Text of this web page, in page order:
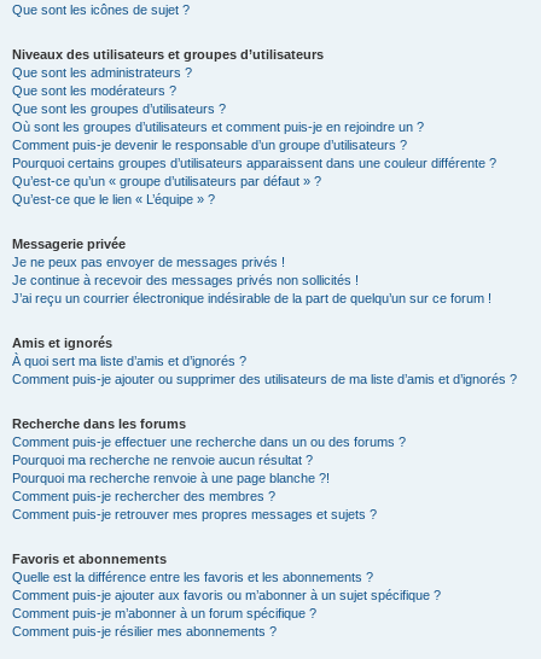
Que sont les icônes de sujet ?
Niveaux des utilisateurs et groupes d’utilisateurs
Que sont les administrateurs ?
Que sont les modérateurs ?
Que sont les groupes d’utilisateurs ?
Où sont les groupes d’utilisateurs et comment puis-je en rejoindre un ?
Comment puis-je devenir le responsable d’un groupe d’utilisateurs ?
Pourquoi certains groupes d’utilisateurs apparaissent dans une couleur différente ?
Qu’est-ce qu’un « groupe d’utilisateurs par défaut » ?
Qu’est-ce que le lien « L’équipe » ?
Messagerie privée
Je ne peux pas envoyer de messages privés !
Je continue à recevoir des messages privés non sollicités !
J’ai reçu un courrier électronique indésirable de la part de quelqu’un sur ce forum !
Amis et ignorés
À quoi sert ma liste d’amis et d’ignorés ?
Comment puis-je ajouter ou supprimer des utilisateurs de ma liste d’amis et d’ignorés ?
Recherche dans les forums
Comment puis-je effectuer une recherche dans un ou des forums ?
Pourquoi ma recherche ne renvoie aucun résultat ?
Pourquoi ma recherche renvoie à une page blanche ?!
Comment puis-je rechercher des membres ?
Comment puis-je retrouver mes propres messages et sujets ?
Favoris et abonnements
Quelle est la différence entre les favoris et les abonnements ?
Comment puis-je ajouter aux favoris ou m’abonner à un sujet spécifique ?
Comment puis-je m’abonner à un forum spécifique ?
Comment puis-je résilier mes abonnements ?